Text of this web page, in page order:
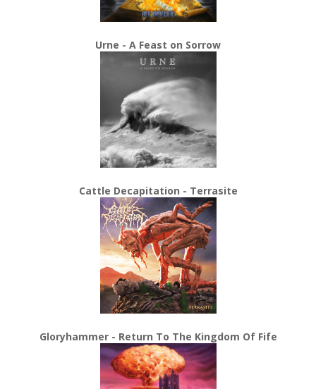
Urne - A Feast on Sorrow
Cattle Decapitation - Terrasite
Gloryhammer - Return To The Kingdom Of Fife